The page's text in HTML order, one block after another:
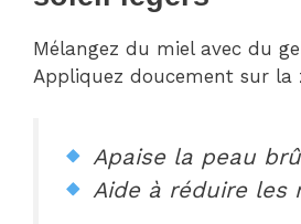
Mélangez du miel avec du
Appliquez doucement sur la
Apaise la peau
Aide à réduire les